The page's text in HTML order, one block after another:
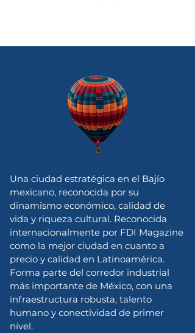
Una ciudad estratégica en el Bajío
mexicano, reconocida por su
dinamismo económico, calidad de
vida y riqueza cultural. Reconocida
internacionalmente por FDI Magazine
como la mejor ciudad en cuanto a
precio y calidad en Latinoamérica.
Forma parte del corredor industrial
más importante de México, con una
infraestructura robusta, talento
humano y conectividad de primer
nivel.